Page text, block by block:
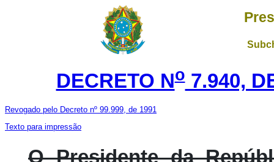
DECRETO No7.940,
Revogado pelo Decreto nº 99.999, de 1991
Texto para impressão
O Presidente da